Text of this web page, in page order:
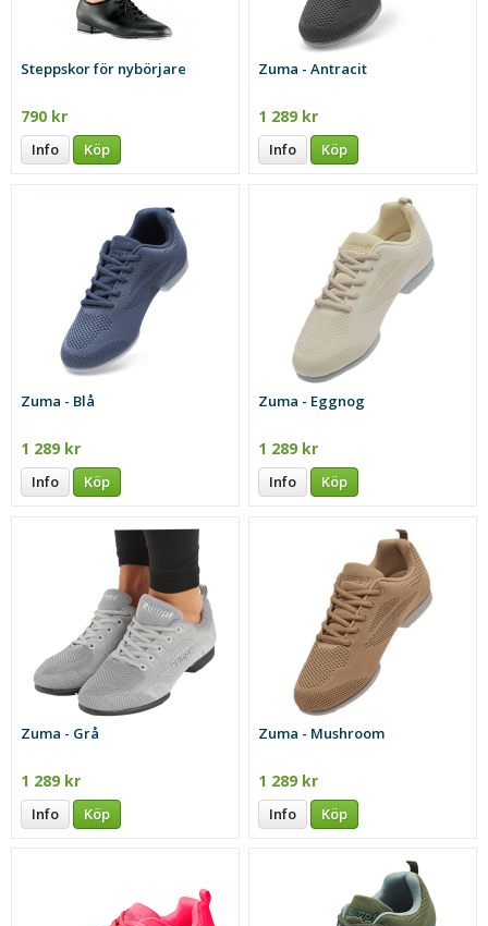
Steppskor för nybörjare
790 kr
Info Köp
Zuma - Antracit
1 289 kr
Info Köp
Zuma - Blå
1 289 kr
Info Köp
Zuma - Eggnog
1 289 kr
Info Köp
Zuma - Grå
1 289 kr
Info Köp
Zuma - Mushroom
1 289 kr
Info Köp